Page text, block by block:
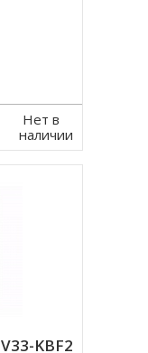
Нет в
наличии
KBF2